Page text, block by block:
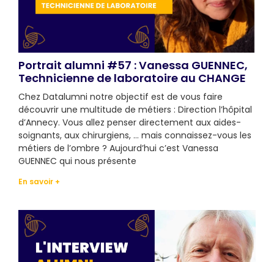
Portrait alumni #57 : Vanessa GUENNEC,
Technicienne de laboratoire au CHANGE
Chez Datalumni notre objectif est de vous faire
découvrir une multitude de métiers : Direction l’hôpital
d’Annecy. Vous allez penser directement aux aides-
soignants, aux chirurgiens, … mais connaissez-vous les
métiers de l’ombre ? Aujourd’hui c’est Vanessa
GUENNEC qui nous présente
En savoir +